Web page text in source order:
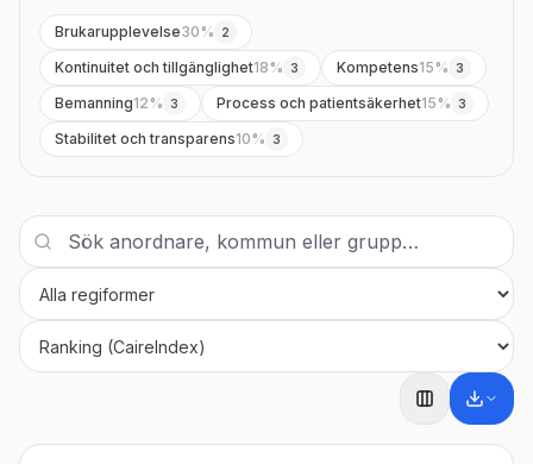
Brukarupplevelse30 % 2
Kontinuitet och tillgänglighet18 % 3 Kompetens15 % 3
Bemanning12 % 3 Process och patientsäkerhet15 % 3
Stabilitet och transparens10 % 3